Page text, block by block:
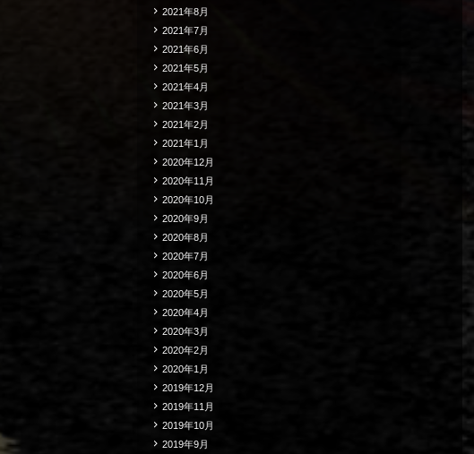
2021年8月
2021年7月
2021年6月
2021年5月
2021年4月
2021年3月
2021年2月
2021年1月
2020年12月
2020年11月
2020年10月
2020年9月
2020年8月
2020年7月
2020年6月
2020年5月
2020年4月
2020年3月
2020年2月
2020年1月
2019年12月
2019年11月
2019年10月
2019年9月